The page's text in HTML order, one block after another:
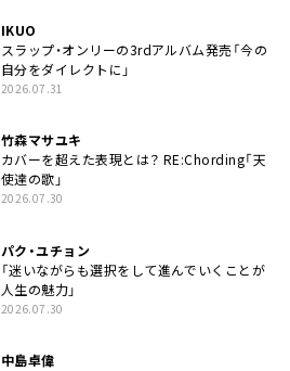
IKUO
スラップ・オンリーの3rdアルバム発売「今の
自分をダイレクトに」
2026.07.31
竹森マサユキ
カバーを超えた表現とは？ RE:Chording「天
使達の歌」
2026.07.30
パク・ユチョン
「迷いながらも選択をして進んでいくことが
人生の魅力」
2026.07.30
中島卓偉